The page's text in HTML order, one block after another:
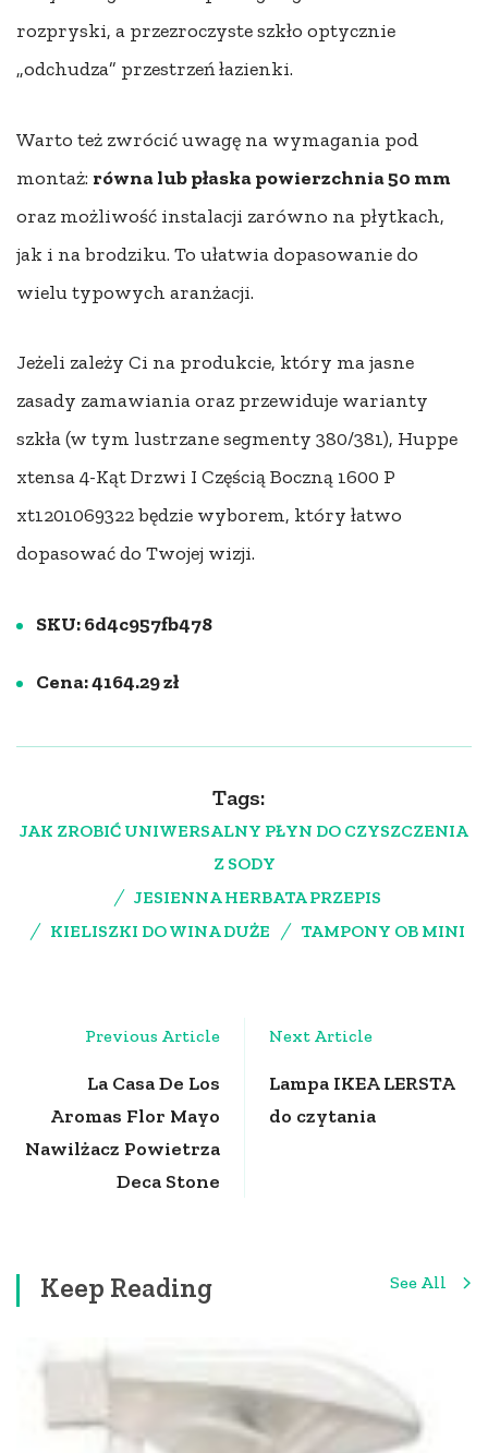
rozpryski, a przezroczyste szkło optycznie
„odchudza” przestrzeń łazienki.
Warto też zwrócić uwagę na wymagania pod
montaż: równa lub płaska powierzchnia 50 mm
oraz możliwość instalacji zarówno na płytkach,
jak i na brodziku. To ułatwia dopasowanie do
wielu typowych aranżacji.
Jeżeli zależy Ci na produkcie, który ma jasne
zasady zamawiania oraz przewiduje warianty
szkła (w tym lustrzane segmenty 380/381), Huppe
xtensa 4-Kąt Drzwi I Częścią Boczną 1600 P
xt1201069322 będzie wyborem, który łatwo
dopasować do Twojej wizji.
SKU: 6d4c957fb478
Cena: 4164.29 zł
Tags:
JAK ZROBIĆ UNIWERSALNY PŁYN DO CZYSZCZENIA
Z SODY
JESIENNA HERBATA PRZEPIS
KIELISZKI DO WINA DUŻE
TAMPONY OB MINI
Previous Article
La Casa De Los
Aromas Flor Mayo
Nawilżacz Powietrza
Deca Stone
Next Article
Lampa IKEA LERSTA
do czytania
Keep Reading See All